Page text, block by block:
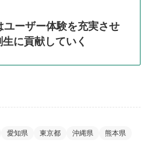
ユーザー体験を充実させ
に貢献していく
愛知県 東京都 沖縄県 熊本県